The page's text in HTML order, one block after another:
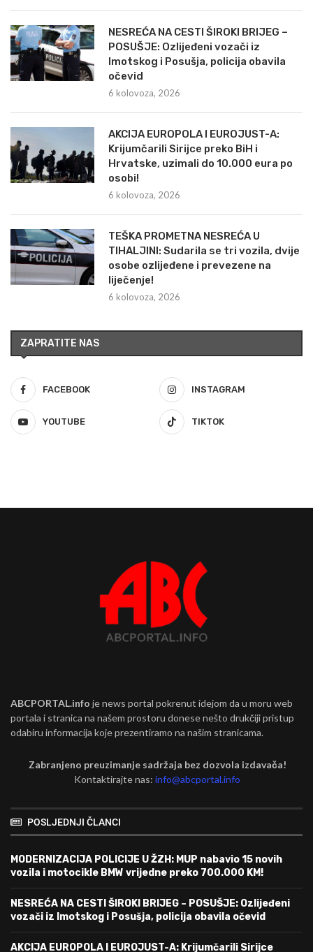
NESREĆA NA CESTI ŠIROKI BRIJEG –
POSUŠJE: Ozlijeđeni vozači iz
Imotskog i Posušja, policija obavila
očevid
6 kolovoza, 2026
AKCIJA EUROPOLA I EUROJUST-A:
Krijumčarili Sirijce preko BiH i
Hrvatske, uzimali do 10.000 eura po
osobi!
6 kolovoza, 2026
TEŠKA PROMETNA NESREĆA U
TIHALJINI: Sudarila se tri vozila, dvije
osobe ozlijeđene i prevezene na
liječenje!
6 kolovoza, 2026
ZAPRATITE NAS
FACEBOOK INSTAGRAM
YOUTUBE TIKTOK
ABCPORTAL.info je news portal pokrenut idejom da u moru web
portala i stranica na našem prostoru donese nešto drukčiji pristup
odabiru informacija koje prezentiramo na našim stranicama.
Zabranjeno preuzimanje sadržaja bez dozvola izdavača!
Kontaktirajte nas:info@abcportal.info
POSLJEDNJI ČLANCI
MODERNIZACIJA POLICIJE U ŽZH: MUP nabavio 15 novih
vozila i motocikle BMW vrijedne preko 700.000 KM!
NESREĆA NA CESTI ŠIROKI BRIJEG – POSUŠJE: Ozlijeđeni
vozači iz Imotskog i Posušja, policija obavila očevid
AKCIJA EUROPOLA I EUROJUST-A: Krijumčarili Sirijce